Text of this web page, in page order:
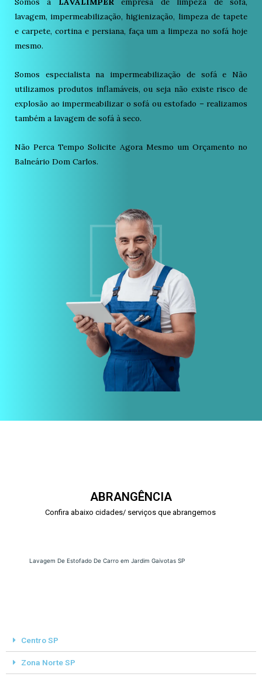
lavagem, impermeabilização, higienização, limpeza de tapete
e carpete, cortina e persiana, faça um a limpeza no sofá hoje
mesmo.
Somos especialista na impermeabilização de sofá e Não
utilizamos produtos inflamáveis, ou seja não existe risco de
explosão ao impermeabilizar o sofá ou estofado – realizamos
também a lavagem de sofá à seco.
Não Perca Tempo Solicite Agora Mesmo um Orçamento no
Balneário Dom Carlos.
ABRANGÊNCIA
Confira abaixo cidades/ serviços que abrangemos
Lavagem De Estofado De Carro em Jardim Gaivotas SP
Centro SP
Zona Norte SP